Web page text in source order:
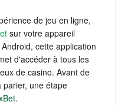
de jeu en ligne,
sur votre appareil
cette application
d'accéder à tous les
de casino. Avant de
une étape
.